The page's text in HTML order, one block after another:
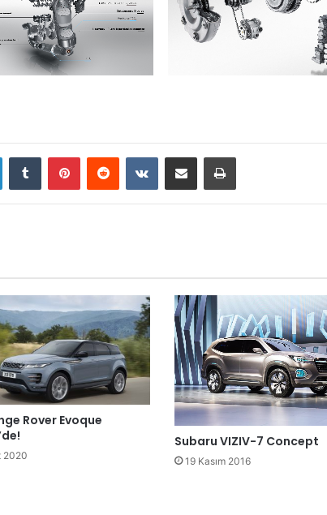
Rover Evoque
2020
Subaru VIZIV-7 Concept
19 Kasım 2016